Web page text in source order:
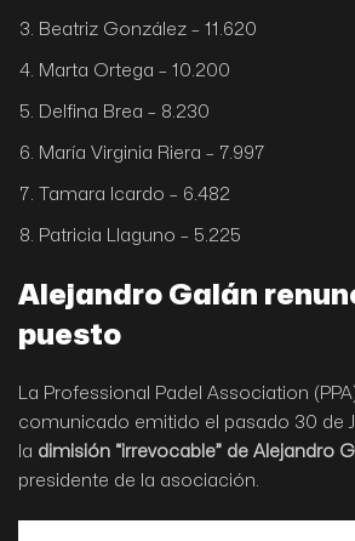
Beatriz González – 11.620
Marta Ortega – 10.200
Delfina Brea – 8.230
María Virginia Riera – 7.997
Tamara Icardo – 6.482
Patricia Llaguno – 5.225
Alejandro Galán
puesto
La Professional Padel Association
comunicado emitido el pasado 30 de
la dimisión “irrevocable” de Alejandro
presidente de la asociación.